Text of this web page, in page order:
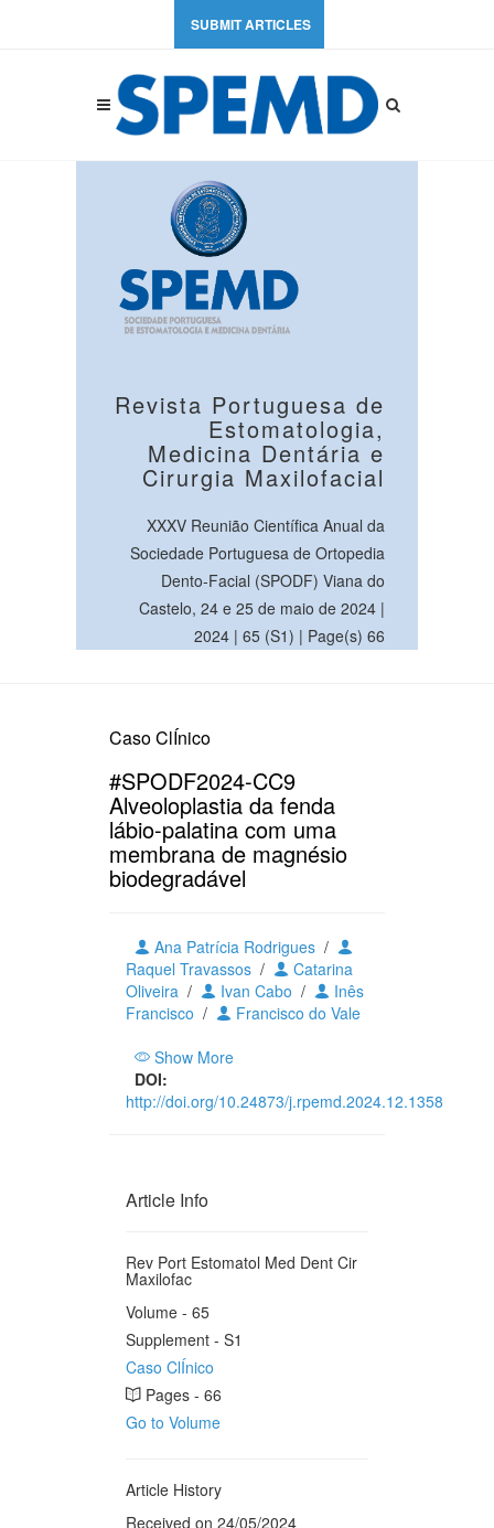
SUBMIT ARTICLES
Revista Portuguesa de
Estomatologia,
Medicina Dentária e
Cirurgia Maxilofacial
XXXV Reunião Científica Anual da
Sociedade Portuguesa de Ortopedia
Dento-Facial (SPODF) Viana do
Castelo, 24 e 25 de maio de 2024 |
2024 | 65 (S1) | Page(s) 66
Caso ClÍnico
#SPODF2024-CC9
Alveoloplastia da fenda
lábio-palatina com uma
membrana de magnésio
biodegradável
Ana Patrícia Rodrigues /
Raquel Travassos /
Catarina
Oliveira / Ivan Cabo /
Inês
Francisco /
Francisco do Vale
Show More
DOI:
http://doi.org/10.24873/j.rpemd.2024.12.1358
Article Info
Rev Port Estomatol Med Dent Cir
Maxilofac
Volume - 65
Supplement - S1
Caso ClÍnico
Pages - 66
Go to Volume
Article History
Received on 24/05/2024